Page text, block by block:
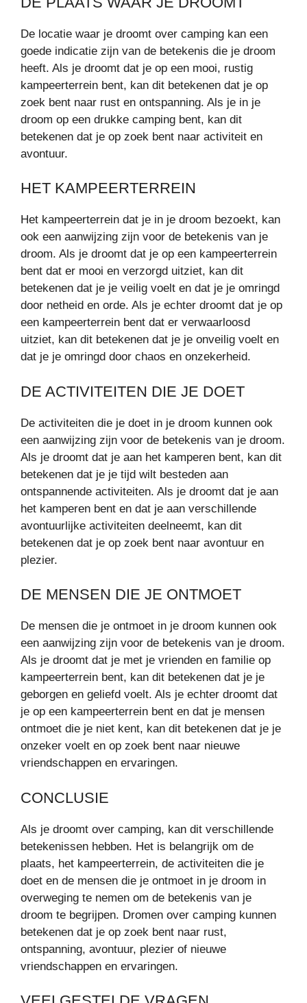
De locatie waar je droomt over camping kan een
goede indicatie zijn van de betekenis die je droom
heeft. Als je droomt dat je op een mooi, rustig
kampeerterrein bent, kan dit betekenen dat je op
zoek bent naar rust en ontspanning. Als je in je
droom op een drukke camping bent, kan dit
betekenen dat je op zoek bent naar activiteit en
avontuur.
HET KAMPEERTERREIN
Het kampeerterrein dat je in je droom bezoekt, kan
ook een aanwijzing zijn voor de betekenis van je
droom. Als je droomt dat je op een kampeerterrein
bent dat er mooi en verzorgd uitziet, kan dit
betekenen dat je je veilig voelt en dat je je omringd
door netheid en orde. Als je echter droomt dat je op
een kampeerterrein bent dat er verwaarloosd
uitziet, kan dit betekenen dat je je onveilig voelt en
dat je je omringd door chaos en onzekerheid.
DE ACTIVITEITEN DIE JE DOET
De activiteiten die je doet in je droom kunnen ook
een aanwijzing zijn voor de betekenis van je droom.
Als je droomt dat je aan het kamperen bent, kan dit
betekenen dat je je tijd wilt besteden aan
ontspannende activiteiten. Als je droomt dat je aan
het kamperen bent en dat je aan verschillende
avontuurlijke activiteiten deelneemt, kan dit
betekenen dat je op zoek bent naar avontuur en
plezier.
DE MENSEN DIE JE ONTMOET
De mensen die je ontmoet in je droom kunnen ook
een aanwijzing zijn voor de betekenis van je droom.
Als je droomt dat je met je vrienden en familie op
kampeerterrein bent, kan dit betekenen dat je je
geborgen en geliefd voelt. Als je echter droomt dat
je op een kampeerterrein bent en dat je mensen
ontmoet die je niet kent, kan dit betekenen dat je je
onzeker voelt en op zoek bent naar nieuwe
vriendschappen en ervaringen.
CONCLUSIE
Als je droomt over camping, kan dit verschillende
betekenissen hebben. Het is belangrijk om de
plaats, het kampeerterrein, de activiteiten die je
doet en de mensen die je ontmoet in je droom in
overweging te nemen om de betekenis van je
droom te begrijpen. Dromen over camping kunnen
betekenen dat je op zoek bent naar rust,
ontspanning, avontuur, plezier of nieuwe
vriendschappen en ervaringen.